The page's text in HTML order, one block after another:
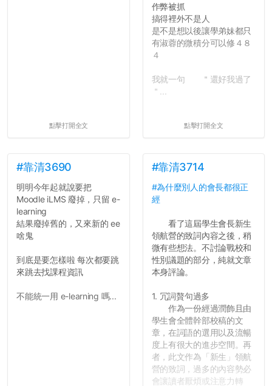
點擊打開全文
作弊被抓
搞得裡外不是人
是不是想以後讓學弟妹都只
有淑蓉的微積分可以修４８
４
我就一句 ＂還好我過了
＂...
點擊打開全文
#靠清3690
明明今年起就說要把
Moodle iLMS 廢掉，只留 e-
learning
結果廢掉舊的，又來新的 ee
啥鬼
到底是要怎樣啦 每次都要跳
來跳去找課程資訊
不能統一用 e-learning 嗎...
#靠清3714
#為什麼別人的會長都很正
經
看了這屆學生會長新生
領航營的致詞內容之後，稍
微有些想法。不討論戰校和
性別議題的部分，純就文章
本身評論。
1. 冗詞贅句過多
作為一份經過潤飾且由
學生會全體幹部校稿的文
章，在詞語的選用以及流暢
度上有很大的進步空間。再
者，此文作為「新生」領航
營的致詞，過多的內容勢必
會讓讀者厭煩或注意力轉